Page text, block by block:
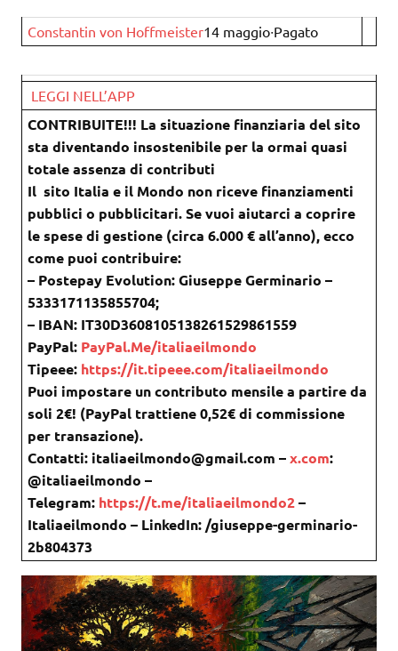
Constantin von Hoffmeister14 maggio∙Pagato
LEGGI NELL’APP
CONTRIBUITE!!! La situazione finanziaria del sito
sta diventando insostenibile per la ormai quasi
totale assenza di contributi
Il sito Italia e il Mondo non riceve finanziamenti
pubblici o pubblicitari. Se vuoi aiutarci a coprire
le spese di gestione (circa 6.000 € all’anno), ecco
come puoi contribuire:
– Postepay Evolution: Giuseppe Germinario –
5333171135855704;
– IBAN: IT30D3608105138261529861559
PayPal: PayPal.Me/italiaeilmondo
Tipeee: https://it.tipeee.com/italiaeilmondo
Puoi impostare un contributo mensile a partire da
soli 2€! (PayPal trattiene 0,52€ di commissione
per transazione).
Contatti: italiaeilmondo@gmail.com –x.com:
@italiaeilmondo –
Telegram: https://t.me/italiaeilmondo2–
Italiaeilmondo – LinkedIn: /giuseppe-germinario-
2b804373